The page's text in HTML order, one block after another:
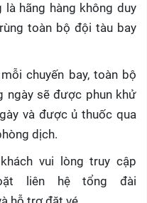
là hãng hàng không duy
toàn bộ đội tàu bay
chuyến bay, toàn bộ
ngày sẽ được phun khử
và được ủ thuốc qua
dịch.
vui lòng truy cập
liên hệ tổng đài